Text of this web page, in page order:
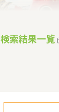
検索結果一覧